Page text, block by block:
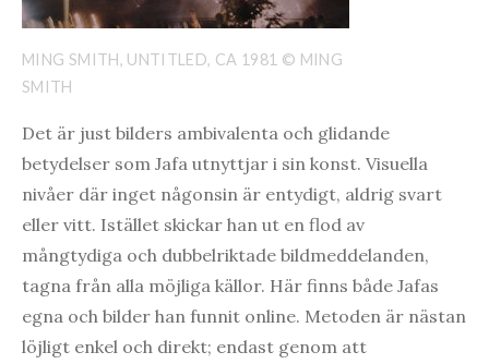
MING SMITH, UNTITLED, CA 1981 © MING
SMITH
Det är just bilders ambivalenta och glidande
betydelser som Jafa utnyttjar i sin konst. Visuella
nivåer där inget någonsin är entydigt, aldrig svart
eller vitt. Istället skickar han ut en flod av
mångtydiga och dubbelriktade bildmeddelanden,
tagna från alla möjliga källor. Här finns både Jafas
egna och bilder han funnit online. Metoden är nästan
löjligt enkel och direkt; endast genom att